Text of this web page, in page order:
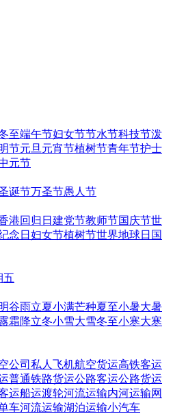
至端午节妇女节节水节科技节泼
节元旦 元宵节植树节青年节护士
元节
诞节万圣节愚人节
港回归日 建党节教师节国庆节世
念日 妇女节植树节世界地球日 国
五
谷雨立夏小满芒种夏至小暑大暑
霜降立冬小雪大雪冬至小寒大寒
公司 私人飞机航空货运高铁客运
普通铁路货运公路客运公路货运
运船运渡轮河流运输内河运输网
车河流运输湖泊运输小汽车